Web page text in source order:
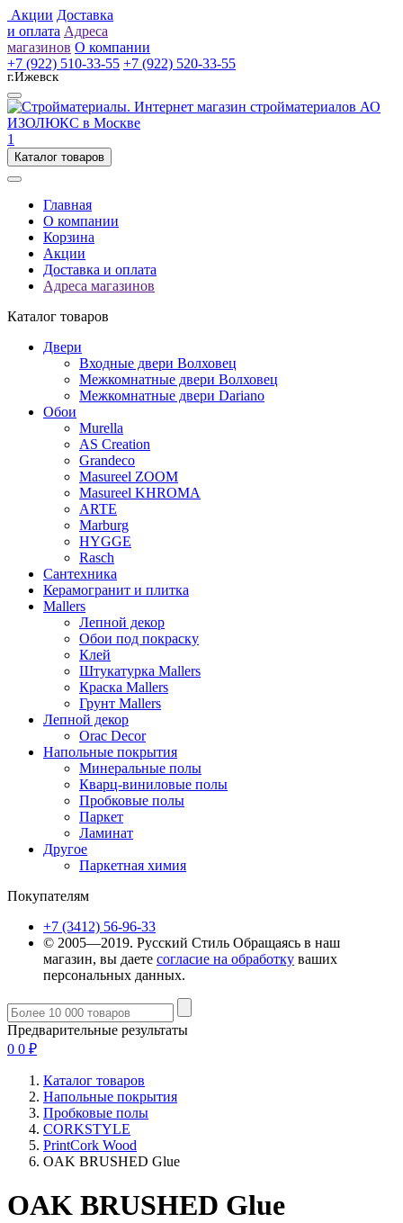
Акции Доставка
и оплата Адреса
магазинов О компании
+7 (922) 510-33-55 +7 (922) 520-33-55
г.Ижевск
1
Каталог товаров
Главная
О компании
Корзина
Акции
Доставка и оплата
Адреса магазинов
Каталог товаров
Двери
Входные двери Волховец
Межкомнатные двери Волховец
Межкомнатные двери Dariano
Обои
Murella
AS Creation
Grandeco
Masureel ZOOM
Masureel KHROMA
ARTE
Marburg
HYGGE
Rasch
Сантехника
Керамогранит и плитка
Mallers
Лепной декор
Обои под покраску
Клей
Штукатурка Mallers
Краска Mallers
Грунт Mallers
Лепной декор
Orac Decor
Напольные покрытия
Минеральные полы
Кварц-виниловые полы
Пробковые полы
Паркет
Ламинат
Другое
Паркетная химия
Покупателям
+7 (3412) 56-96-33
© 2005—2019. Русский Стиль Обращаясь в наш
магазин, вы даете согласие на обработку ваших
персональных данных.
Предварительные результаты
0 0 ₽
Каталог товаров
Напольные покрытия
Пробковые полы
CORKSTYLE
PrintCork Wood
OAK BRUSHED Glue
OAK BRUSHED Glue